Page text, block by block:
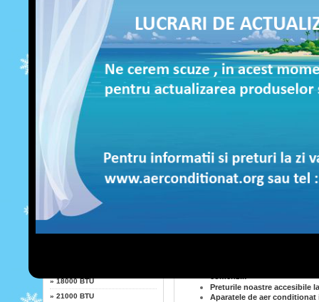
LG
Whirlpool
Daikin
Sharp
»
7000 BTU
9000 BTU
»
»12000 BTU
»18000 BTU
» 21000 BTU
domeniu!
Iata motivele pentru care
Este mai ieftin sa ne
Am atins cele mai inalte
Profitati astazi de ofertele
Daca alegeti aparatele
vara!
Mentineti-va spiritul
Calitatea superioara ne
Afacerea noastra este una
Magazinul nostru de aer
Pentru livrare rapida si
Durata serviciilor de montaj
comenzii!
Preturile noastre accesibile
Aparatele de aer